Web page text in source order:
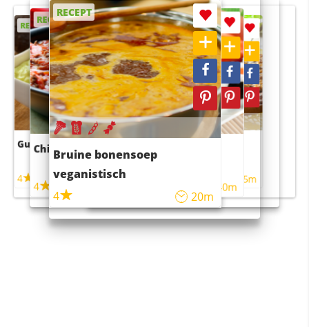
RECEPT
Guacamole
4
RECEPT
Chili con carne
4
RECEPT
Bruine bonensoep
veganistisch
4
20m
RECEPT
Sushi rijstsalade
maaltijdsalade
40m
RECEPT
4 55m